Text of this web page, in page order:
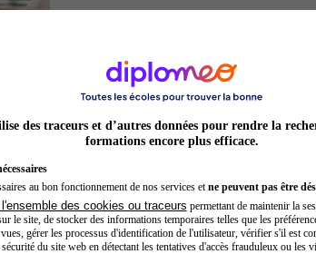
Préparateur en pharmacie
des traceurs et d’autres données pour rendre la
formations encore plus efficace.
au bon fonctionnement de nos services et ne peuvent pas être
des cookies ou traceurs permettant de maintenir la
le site, de stocker des informations temporaires telles que les
gérer les processus d'identification de l'utilisateur, vérifier s'il est
du site web en détectant les tentatives d'accès frauduleux ou les